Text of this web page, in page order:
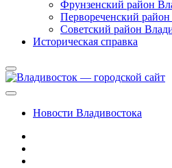
Фрунзенский район
Первореченский район
Советский район
Историческая справка
Новости Владивостока